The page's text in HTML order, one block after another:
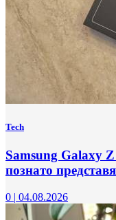
Tech
Samsung Galaxy
познато
0 | 04.08.2026